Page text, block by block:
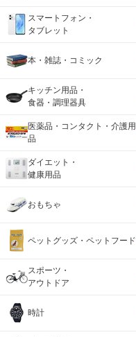
スマートフォン・
タブレット
本・雑誌・コミック
キッチン用品・
食器・調理器具
医薬品・コンタクト・介護用
品
ダイエット・
健康用品
おもちゃ
ペットグッズ・ペットフード
スポーツ・
アウトドア
時計